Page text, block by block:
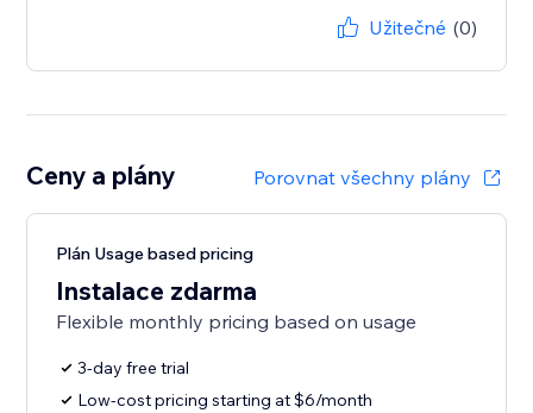
Užitečné (0)
Ceny a plány Porovnat všechny plány
Plán Usage based pricing
Instalace zdarma
Flexible monthly pricing based on usage
3-day free trial
Low-cost pricing starting at $6/month